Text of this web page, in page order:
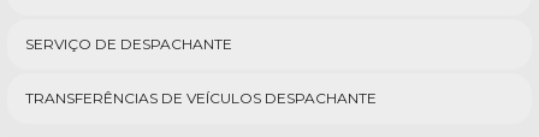
SERVIÇO DE DESPACHANTE
TRANSFERÊNCIAS DE VEÍCULOS DESPACHANTE